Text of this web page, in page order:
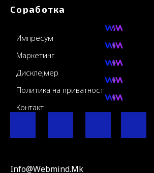
Соработка
Импресум
Маркетинг
Дисклејмер
Политика на приватност
Контакт
Info@webmind.mk